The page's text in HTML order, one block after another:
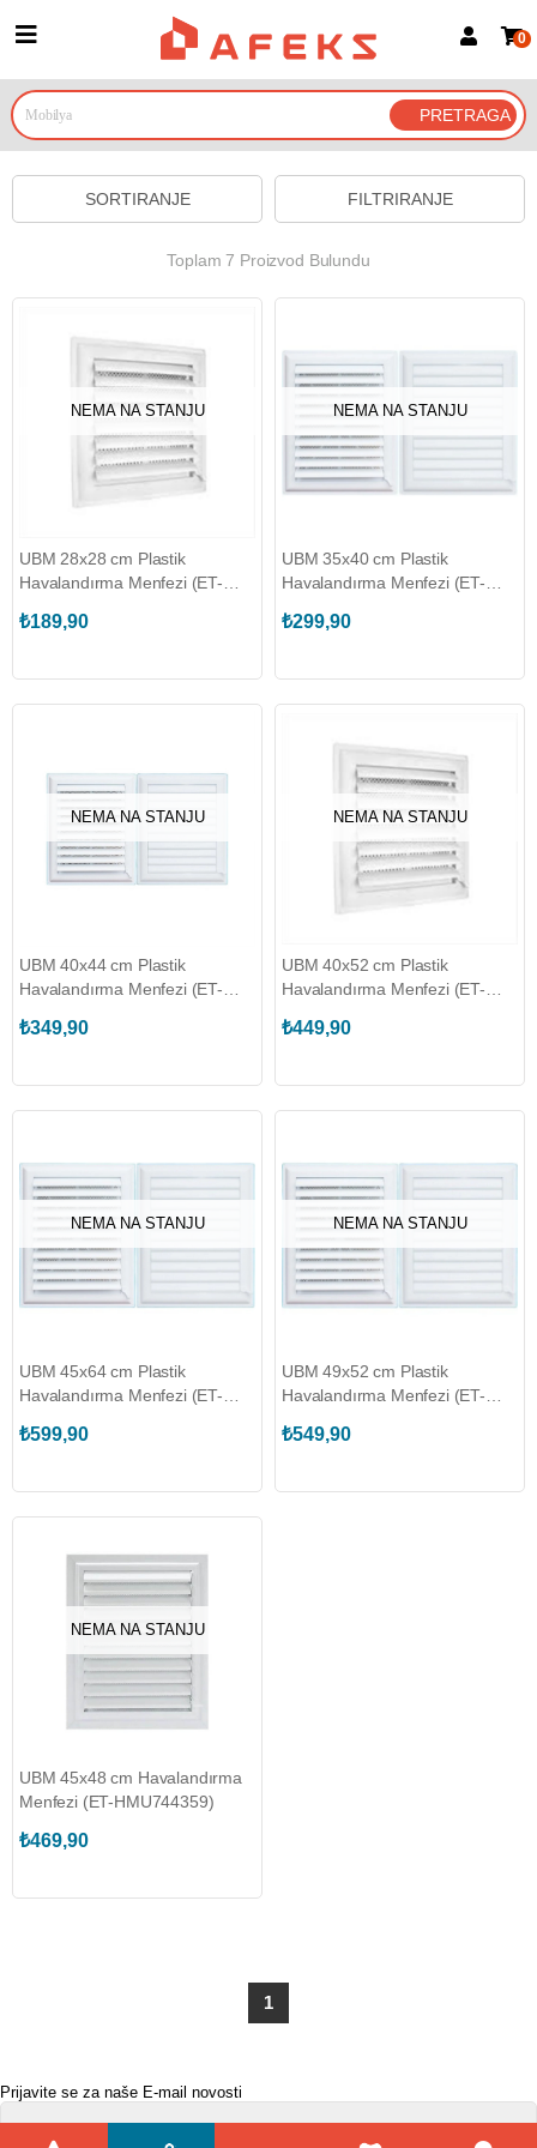
Prijava za članove
Prijavite se Google nalogom
0
FILTRIRANJE
SORTIRANJE
Toplam 7 Proizvod Bulundu
NEMA NA STANJU
UBM 28x28 cm Plastik
Havalandırma Menfezi (ET-
₺189,90
NEMA NA STANJU
UBM 35x40 cm Plastik
Havalandırma Menfezi (ET-
₺299,90
NEMA NA STANJU
UBM 40x44 cm Plastik
Havalandırma Menfezi (ET-
₺349,90
NEMA NA STANJU
UBM 40x52 cm Plastik
Havalandırma Menfezi (ET-
₺449,90
NEMA NA STANJU
UBM 45x64 cm Plastik
Havalandırma Menfezi (ET-
₺599,90
NEMA NA STANJU
UBM 49x52 cm Plastik
Havalandırma Menfezi (ET-
₺549,90
NEMA NA STANJU
UBM 45x48 cm Havalandırma
Menfezi (ET-HMU744359)
₺469,90
1
Prijavite se za naše E-mail novosti